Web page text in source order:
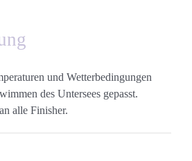
und Wetterbedingungen
des Untersees gepasst.
alle Finisher.